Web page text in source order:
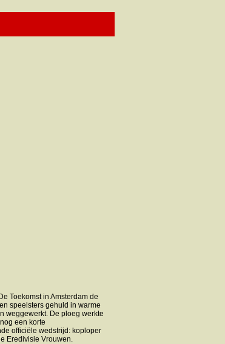
Toekomst in Amsterdam de
speelsters gehuld in warme
weggewerkt. De ploeg werkte
een korte
officiële wedstrijd: koploper
Eredivisie Vrouwen.